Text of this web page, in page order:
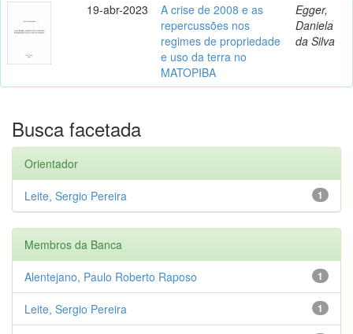
19-abr-2023
A crise de 2008 e as
repercussões nos
regimes de propriedade
e uso da terra no
MATOPIBA
Egger,
Daniela
da Silva
Busca facetada
Orientador
1
Leite, Sergio Pereira
Membros da Banca
1
Alentejano, Paulo Roberto Raposo
1
Leite, Sergio Pereira